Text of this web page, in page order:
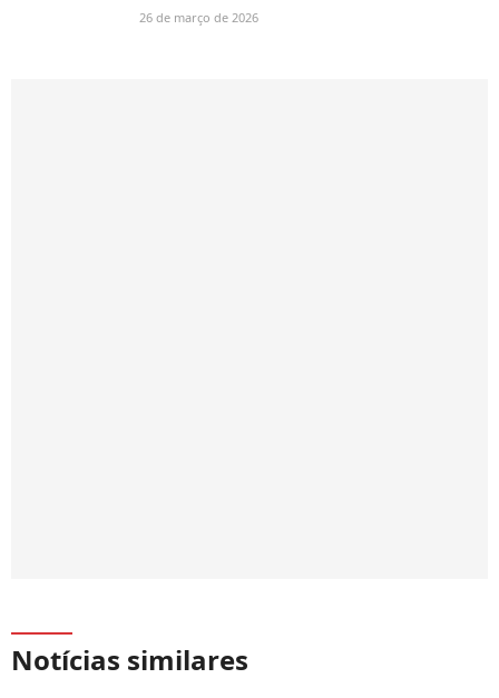
26 de março de 2026
Notícias similares